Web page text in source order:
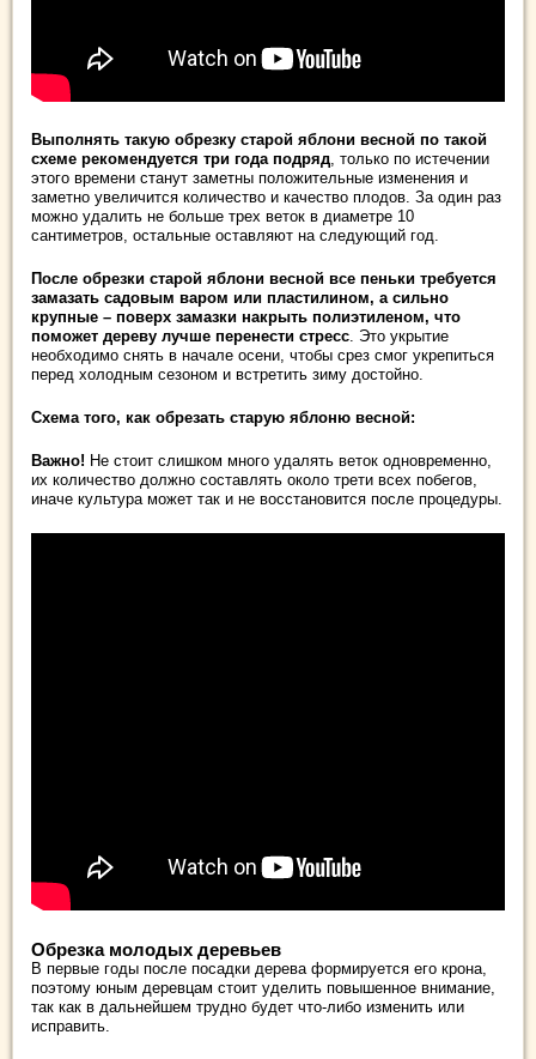
Выполнять такую обрезку старой яблони весной по такой
схеме рекомендуется три года подряд, только по истечении
этого времени станут заметны положительные изменения и
заметно увеличится количество и качество плодов. За один раз
можно удалить не больше трех веток в диаметре 10
сантиметров, остальные оставляют на следующий год.
После обрезки старой яблони весной все пеньки требуется
замазать садовым варом или пластилином, а сильно
крупные – поверх замазки накрыть полиэтиленом, что
поможет дереву лучше перенести стресс. Это укрытие
необходимо снять в начале осени, чтобы срез смог укрепиться
перед холодным сезоном и встретить зиму достойно.
Схема того, как обрезать старую яблоню весной:
Важно! Не стоит слишком много удалять веток одновременно,
их количество должно составлять около трети всех побегов,
иначе культура может так и не восстановится после процедуры.
Обрезка молодых деревьев
В первые годы после посадки дерева формируется его крона,
поэтому юным деревцам стоит уделить повышенное внимание,
так как в дальнейшем трудно будет что-либо изменить или
исправить.